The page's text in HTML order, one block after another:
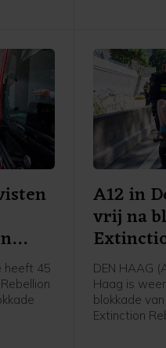
heeft 45
A12 in
vrij na
DEN HAAG
Haag is
blokkade
Extinction